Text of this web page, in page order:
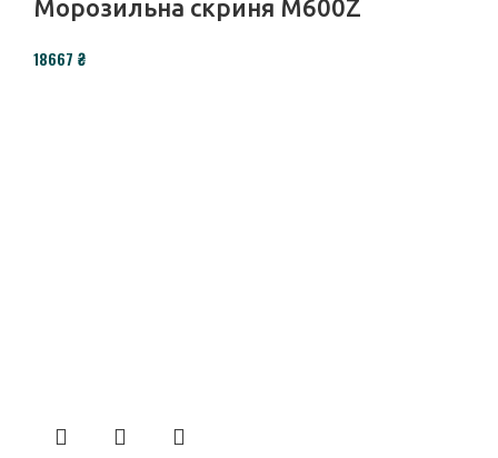
Морозильна скриня M600Z
₴